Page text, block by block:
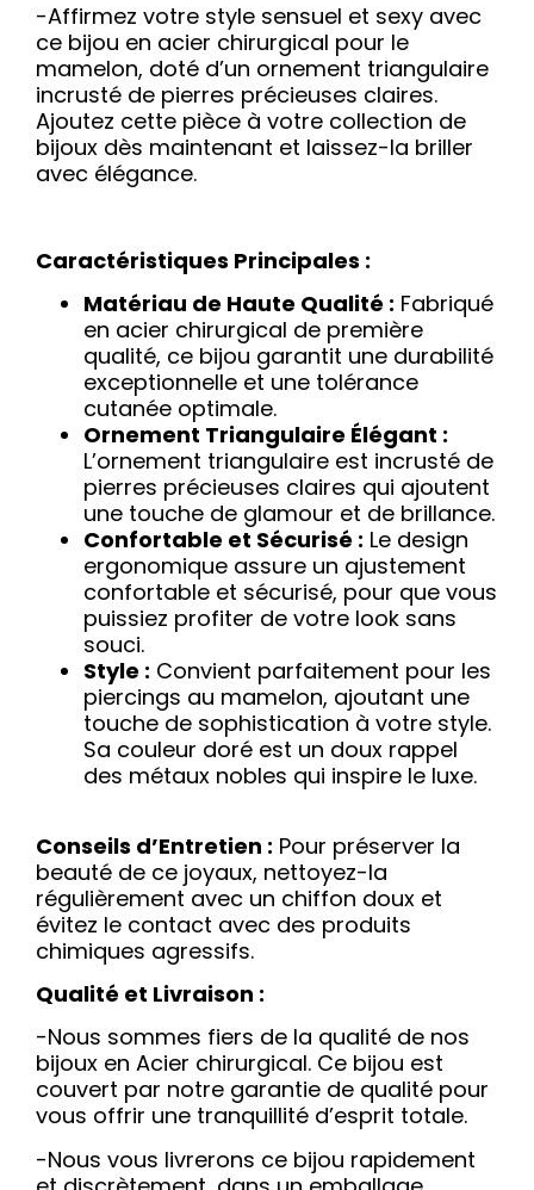
-Affirmez votre style sensuel et sexy avec
ce bijou en acier chirurgical pour le
mamelon, doté d’un ornement triangulaire
incrusté de pierres précieuses claires.
Ajoutez cette pièce à votre collection de
bijoux dès maintenant et laissez-la briller
avec élégance.
Caractéristiques Principales :
Matériau de Haute Qualité : Fabriqué
en acier chirurgical de première
qualité, ce bijou garantit une durabilité
exceptionnelle et une tolérance
cutanée optimale.
Ornement Triangulaire Élégant :
L’ornement triangulaire est incrusté de
pierres précieuses claires qui ajoutent
une touche de glamour et de brillance.
Confortable et Sécurisé : Le design
ergonomique assure un ajustement
confortable et sécurisé, pour que vous
puissiez profiter de votre look sans
souci.
Style : Convient parfaitement pour les
piercings au mamelon, ajoutant une
touche de sophistication à votre style.
Sa couleur doré est un doux rappel
des métaux nobles qui inspire le luxe.
Conseils d’Entretien : Pour préserver la
beauté de ce joyaux, nettoyez-la
régulièrement avec un chiffon doux et
évitez le contact avec des produits
chimiques agressifs.
Qualité et Livraison :
-Nous sommes fiers de la qualité de nos
bijoux en Acier chirurgical. Ce bijou est
couvert par notre garantie de qualité pour
vous offrir une tranquillité d’esprit totale.
-Nous vous livrerons ce bijou rapidement